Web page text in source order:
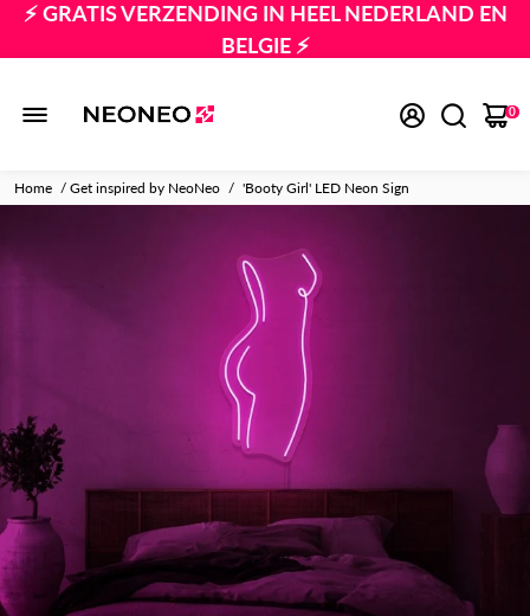
⚡️ GRATIS VERZENDING IN HEEL NEDERLAND EN
BELGIE ⚡️
LAAGSTE PRIJSGARANTIE 🔥
0
Home / Get inspired by NeoNeo / 'Booty Girl' LED Neon Sign